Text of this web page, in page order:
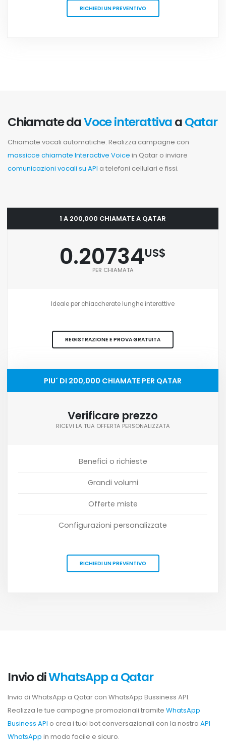
RICHIEDI UN PREVENTIVO
Chiamate daVoce interattivaaQatar
Chiamate vocali automatiche. Realizza campagne con
massicce chiamate Interactive Voice in Qatar o inviare
comunicazioni vocali su API a telefoni cellulari e fissi.
1 A 200,000 CHIAMATE A QATAR
0.20734US$
PER CHIAMATA
Ideale per chiaccherate lunghe interattive
REGISTRAZIONE E PROVA GRATUITA
PIU´ DI 200,000 CHIAMATE PER QATAR
Verificare prezzo
RICEVI LA TUA OFFERTA PERSONALIZZATA
Benefici o richieste
Grandi volumi
Offerte miste
Configurazioni personalizzate
RICHIEDI UN PREVENTIVO
Invio diWhatsApp a Qatar
Invio di WhatsApp a Qatar con WhatsApp Bussiness API.
Realizza le tue campagne promozionali tramite WhatsApp
Business API o crea i tuoi bot conversazionali con la nostra API
WhatsApp in modo facile e sicuro.